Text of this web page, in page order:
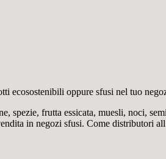
ecosostenibili oppure sfusi nel tuo
spezie, frutta essicata, muesli, noci,
in negozi sfusi. Come distributori